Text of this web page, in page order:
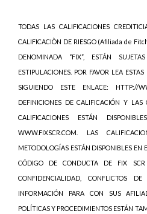
TODAS LAS CALIFICACIONES
CALIFICACIÒN DE RIESGO (Afiliada de
DENOMINADA “FIX”, ESTÁN
ESTIPULACIONES. POR FAVOR LEA
SIGUIENDO ESTE ENLACE: HTTP://
DEFINICIONES DE CALIFICACIÓN Y
CALIFICACIONES ESTÁN
WWW.FIXSCR.COM. LAS
METODOLOGÍAS ESTÁN DISPONIBLES EN
CÓDIGO DE CONDUCTA DE FIX
CONFIDENCIALIDAD, CONFLICTOS
INFORMACIÓN PARA CON SUS
POLÍTICAS Y PROCEDIMIENTOS ESTÁN